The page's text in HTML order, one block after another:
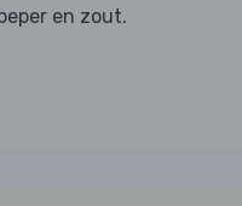
en zout.